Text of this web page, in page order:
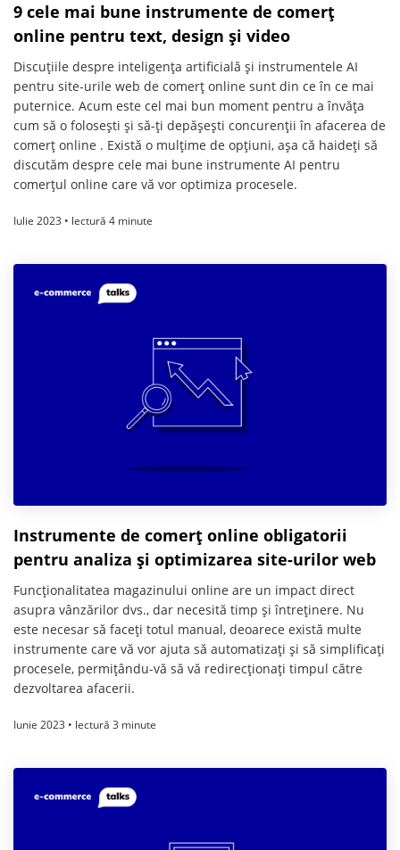
9 cele mai bune instrumente de comerț
online pentru text, design și video
Discuțiile despre inteligența artificială și instrumentele AI
pentru site-urile web de comerț online sunt din ce în ce mai
puternice. Acum este cel mai bun moment pentru a învăța
cum să o folosești și să-ți depășești concurenții în afacerea de
comerț online . Există o mulțime de opțiuni, așa că haideți să
discutăm despre cele mai bune instrumente AI pentru
comerțul online care vă vor optimiza procesele.
Iulie 2023 • lectură 4 minute
Instrumente de comerț online obligatorii
pentru analiza și optimizarea site-urilor web
Funcționalitatea magazinului online are un impact direct
asupra vânzărilor dvs., dar necesită timp și întreținere. Nu
este necesar să faceți totul manual, deoarece există multe
instrumente care vă vor ajuta să automatizați și să simplificați
procesele, permițându-vă să vă redirecționați timpul către
dezvoltarea afacerii.
Iunie 2023 • lectură 3 minute